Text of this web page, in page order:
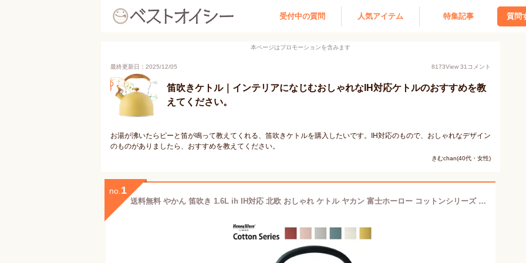
受付中の質問 人気アイテム 特集記事 質問
本ページはプロモーションを含みます
最終更新日：2025/12/05 8173View 31 コメント
笛吹きケトル｜インテリアになじむおしゃれなIH対応ケトルのおすすめを教
えてください。
お湯が沸いたらピーと笛が鳴って教えてくれる、笛吹きケトルを購入したいです。IH対応のもので、おしゃれなデザイン
のものがありましたら、おすすめを教えてください。
きむchan(40代・女性)
no. 1
送料無料 やかん 笛吹き 1.6L ih IH対応 北欧 おしゃれ ケトル ヤカン 富士ホーロー コットンシリーズ 笛吹きケトル CTN-1.6WK フタ付き ホーロー 笛吹ケトル 琺瑯 ほうろう おしゃれ IH200V ガス火 ガス コンロ プレゼント 実用的 可愛い シンプル あす楽